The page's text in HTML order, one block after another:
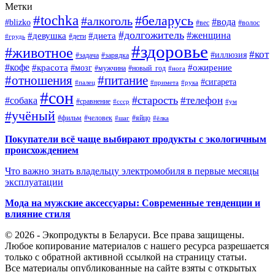
Метки
#blizko #tochka #алкоголь#беларусь #вес #вода #волос
#грудь #девушка #дети #диета #долгожитель #женщина
#животное #задача #зарядка #здоровье #иллюзия #кот
#кофе #красота #мозг #мужчина #новый_год #нога #ожирение
#отношения #палец #питание #примета #рука #сигарета
#собака #сон #сравнение #ссср #старость #телефон #ум
#учёный #фильм #человек #шаг #яйцо #ёлка
Покупатели всё чаще выбирают продукты с экологичным
происхождением
Что важно знать владельцу электромобиля в первые месяцы
эксплуатации
Мода на мужские аксессуары: Современные тенденции и
влияние стиля
© 2026 - Экопродукты в Беларуси. Все права защищены.
Любое копирование материалов с нашего ресурса разрешается
только с обратной активной ссылкой на страницу статьи.
Все материалы опубликованные на сайте взяты с открытых